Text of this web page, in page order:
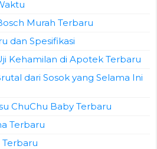
Murah Terbaru
dan Spesifikasi
Kehamilan di Apotek Terbaru
dari Sosok yang Selama Ini
ChuChu Baby Terbaru
Terbaru